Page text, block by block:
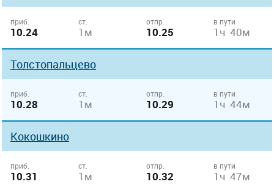
приб.
10.24
ст.
1м
отпр.
10.25
в пути
1ч 40м
Толстопальцево
приб.
10.28
ст.
1м
отпр.
10.29
в пути
1ч 44м
Кокошкино
приб.
10.31
ст.
1м
отпр.
10.32
в пути
1ч 47м